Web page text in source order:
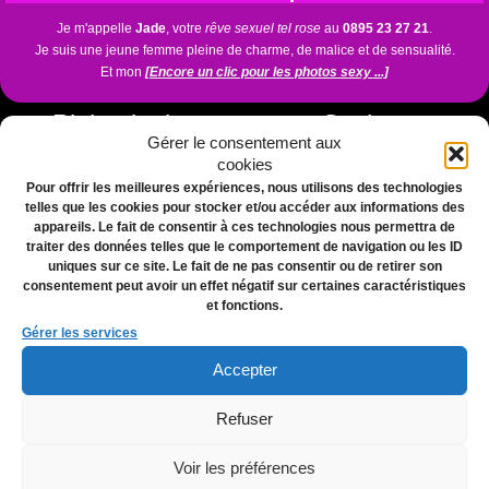
Gérer le consentement aux
cookies
Pour offrir les meilleures expériences, nous utilisons des technologies
telles que les cookies pour stocker et/ou accéder aux informations des
appareils. Le fait de consentir à ces technologies nous permettra de
traiter des données telles que le comportement de navigation ou les ID
uniques sur ce site. Le fait de ne pas consentir ou de retirer son
consentement peut avoir un effet négatif sur certaines caractéristiques
et fonctions.
Gérer les services
Accepter
Refuser
Voir les préférences
Je m'appelle Jade , votre rêve sexuel tel rose au 0895 23 27 21
Je suis une jeune femme pleine de charme, de malice et de sensualité.
Et mon [Encore un clic pour les photos sexy ...]
Pleine jouissance avec Sasha et ses
gros seins
Femme chaude tel rose : qui est Sasha ?
Bonjour mon chéri, je suisSasha, unefemme chaude au tel roseau0895 23 27
21.
En fait je suis une brunette ravissante avec de magnifiques gros
[Encore un clic
pour les photos sexy ...]